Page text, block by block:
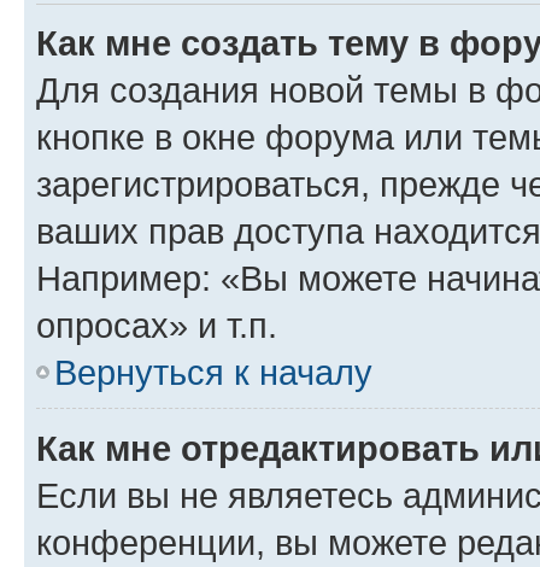
Как мне создать тему в
Для создания новой темы в
кнопке в окне форума или
зарегистрироваться, прежде
ваших прав доступа
Например: «Вы можете
опросах» и т.п.
Вернуться к началу
Как мне отредактировать
Если вы не являетесь
конференции, вы можете